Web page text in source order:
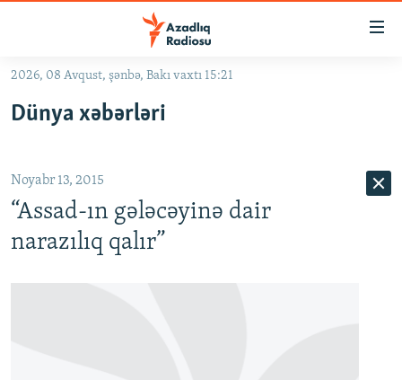
Əsas
qayıt
qayıt
Axtarışa
#İZAHLA
#ƏSLINDƏ
QANUNI DOĞRU
2026, 08 Avqust, şənbə, Bakı vaxtı 15:21
Dünya xəbərləri
Noyabr 13, 2015
“Assad-ın gələcəyinə dair
narazılıq qalır”